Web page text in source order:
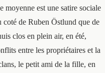
moyenne est une satire sociale
coté de Ruben Östlund que de
clos en plein air, en été,
entre les propriétaires et la
le petit ami de la fille, en